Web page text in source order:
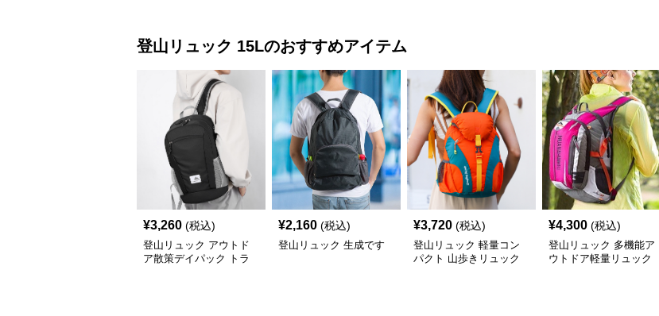
登山リュック 15Lのおすすめアイテム
¥3,260 (税込)
登山リュック アウトド
ア散策デイパック トラ
¥2,160 (税込)
登山リュック 生成です
¥3,720 (税込)
登山リュック 軽量コン
パクト 山歩きリュック
¥4,300 (税込)
登山リュック 多機能ア
ウトドア軽量リュック